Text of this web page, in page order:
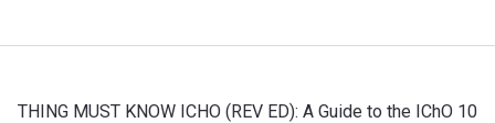
10 THING MUST KNOW ICHO (REV ED): A Guide to the IChO